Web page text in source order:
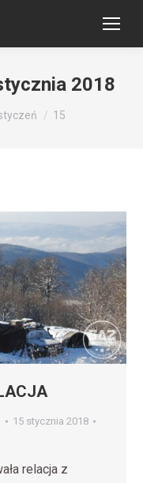
2018
15
15 stycznia 2018
relacja z